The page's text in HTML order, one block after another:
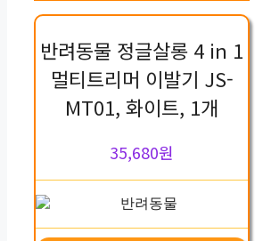
반려동물 정글살롱 4 in 1
멀티트리머 이발기 JS-
MT01, 화이트, 1개
35,680원